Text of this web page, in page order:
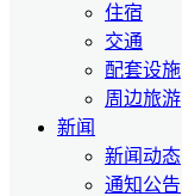
住宿
交通
配套设施
周边旅游
新闻
新闻动态
通知公告